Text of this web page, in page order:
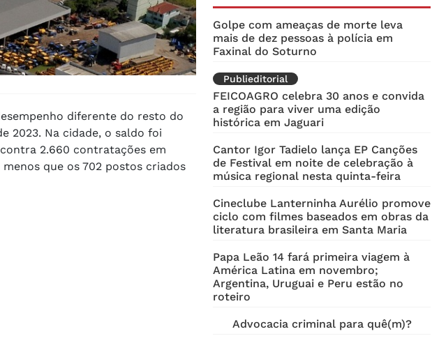
diferente do resto do
2023. Na cidade, o saldo foi
2.660 contratações em
que os 702 postos criados
Golpe com ameaças de morte leva
mais de dez pessoas à polícia em
Faxinal do Soturno
Publieditorial
FEICOAGRO celebra 30 anos e convida
a região para viver uma edição
histórica em Jaguari
Cantor Igor Tadielo lança EP Canções
de Festival em noite de celebração à
música regional nesta quinta-feira
Cineclube Lanterninha Aurélio promove
ciclo com filmes baseados em obras da
literatura brasileira em Santa Maria
Papa Leão 14 fará primeira viagem à
América Latina em novembro;
Argentina, Uruguai e Peru estão no
roteiro
Advocacia criminal para quê(m)?